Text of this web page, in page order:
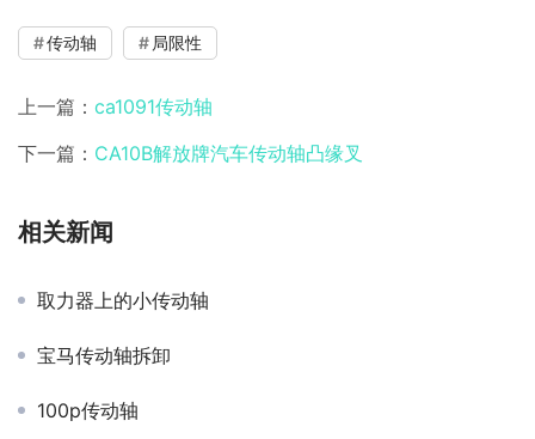
传动轴 局限性
上一篇： ca1091传动轴
下一篇： CA10B解放牌汽车传动轴凸缘叉
相关新闻
取力器上的小传动轴
宝马传动轴拆卸
100p传动轴